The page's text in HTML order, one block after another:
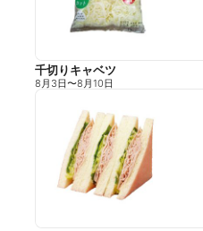
千切りキャベツ
8月3日〜8月10日